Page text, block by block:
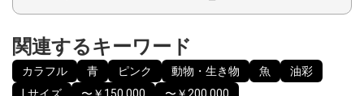
関連するキーワード
カラフル 青 ピンク 動物・生き物 魚
油彩
Lサイズ
〜￥150,000 〜￥200,000